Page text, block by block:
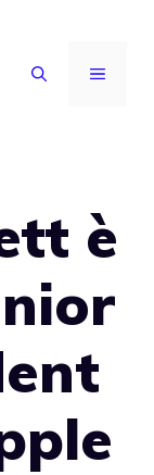
MENU
è